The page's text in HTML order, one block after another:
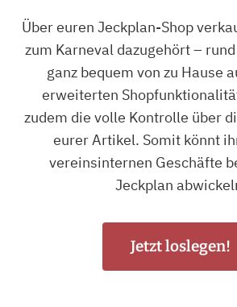
Über euren Jeckplan-Shop
zum Karneval dazugehört –
ganz bequem von zu Hause
erweiterten
zudem die volle Kontrolle über
eurer Artikel. Somit könnt
vereinsinternen Geschäfte
Jeckplan
Jetzt loslegen!